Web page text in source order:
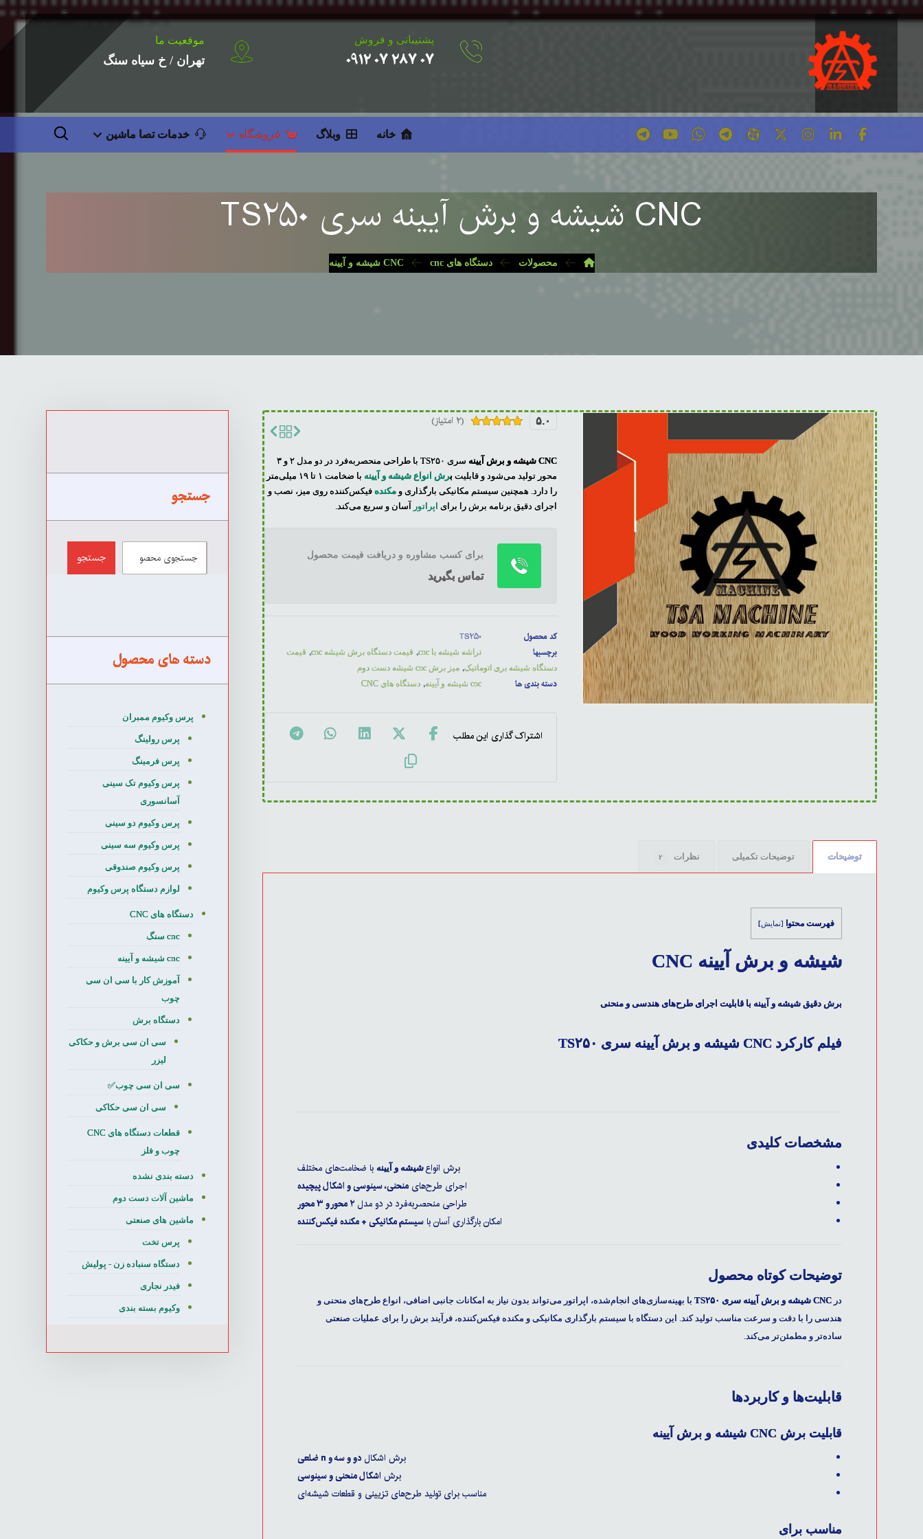
پشتیبانی و فروش
۰۷ ۲۸۷ ۰۷ ۰۹۱۲
موقعیت ما
تهران / خ سیاه سنگ
خانه وبلاگ فروشگاه خدمات تصا ماشین
CNC شیشه و برش آیینه سری TS۲۵۰
محصولات دستگاه های CNCcnc شیشه و آیینه
۵.۰
امتیازدهی
مشتری
(۲ امتیاز)
CNC شیشه و برش آیینه
سری TS۲۵۰ با طراحی منحصربه‌فرد در دو مدل ۲ و ۳
محور تولید می‌شود و قابلیت برش انواع شیشه و آیینه
با ضخامت ۱ تا ۱۹ میلی‌متر
را دارد. همچنین سیستم مکانیکی بارگذاری و مکندهفیکس‌کننده روی میز، نصب و
اجرای دقیق برنامه برش را برای اپراتور آسان و سریع می‌کند.
برای کسب مشاوره و دریافت قیمت محصول
تماس بگیرید
کد محصول
TS۲۵۰
برچسبها
تراشه شیشه با cnc , قیمت دستگاه برش شیشه cnc , قیمت
دستگاه شیشه بری اتوماتیک, میز برش cnc شیشه دست دوم
دسته بندی ها cnc شیشه و آیینه , دستگاه های CNC
توضیحات توضیحات تکمیلی نظرات ۲
فهرست محتوا [نمایش]
CNC شیشه و برش آیینه
برش دقیق شیشه و آیینه با قابلیت اجرای طرح‌های هندسی و منحنی
فیلم کارکرد CNC شیشه و برش آیینه سری TS۲۵۰
مشخصات کلیدی
برش انواع شیشه و آیینه با ضخامت‌های مختلف
اجرای طرح‌هایمنحنی، سینوسی و اشکال پیچیده
طراحی منحصربه‌فرد در دو مدل ۲ محور و ۳ محور
امکان بارگذاری آسان باسیستم مکانیکی + مکنده فیکس‌کننده
توضیحات کوتاه محصول
درCNC شیشه و برش آیینه سری TS۲۵۰
با بهینه‌سازی‌های انجام‌شده، اپراتور می‌تواند بدون نیاز به امکانات جانبی اضافی، انواع طرح‌های منحنی و
هندسی را با دقت و سرعت مناسب تولید کند. این دستگاه با سیستم بارگذاری مکانیکی و مکنده فیکس‌کننده، فرآیند برش را برای عملیات صنعتی
ساده‌تر و مطمئن‌تر می‌کند.
قابلیت‌ها و کاربردها
قابلیت برش CNC شیشه و برش آیینه
برش اشکال دو و سه و n ضلعی
برش اشکال منحنی و سینوسی
مناسب برای تولید طرح‌های تزیینی و قطعات شیشه‌ای
مناسب برای
جستجو
جستجو
دسته های محصول
پرس وکیوم ممبران
پرس رولینگ
پرس فرمینگ
پرس وکیوم تک سینی
آسانسوری
پرس وکیوم دو سینی
پرس وکیوم سه سینی
پرس وکیوم صندوقی
لوازم دستگاه پرس وکیوم
دستگاه های CNC
cnc سنگ
cnc شیشه و آیینه
آموزش کار با سی ان سی
چوب
دستگاه برش
سی ان سی برش و حکاکی
لیزر
سی ان سی چوب✅
سی ان سی حکاکی
قطعات دستگاه های CNC
چوب و فلز
دسته بندی نشده
ماشین آلات دست دوم
ماشین های صنعتی
پرس تخت
دستگاه سنباده زن - پولیش
فیدر نجاری
وکیوم بسته بندی